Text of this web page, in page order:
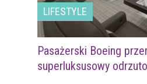
LIFESTYLE
Pasażerski Boeing
superluksusowy